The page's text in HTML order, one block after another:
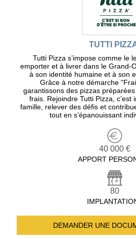
TUTTI
Tutti Pizza s’impose comme le
emporter et à livrer dans le Grand-
à son identité humaine et à son
Grâce à notre démarche
garantissons des pizzas
frais. Rejoindre Tutti Pizza, c’est
famille, relever des défis et
tout en s’épanouissant
40 000 €
APPORT
80
DEMANDER UNE